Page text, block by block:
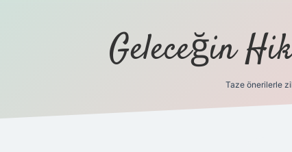
Geleceğin
Taze önerilerle